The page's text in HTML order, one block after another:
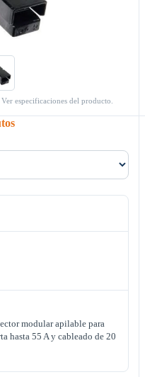
especificaciones del producto.
modular apilable para
hasta 55 A y cableado de 20